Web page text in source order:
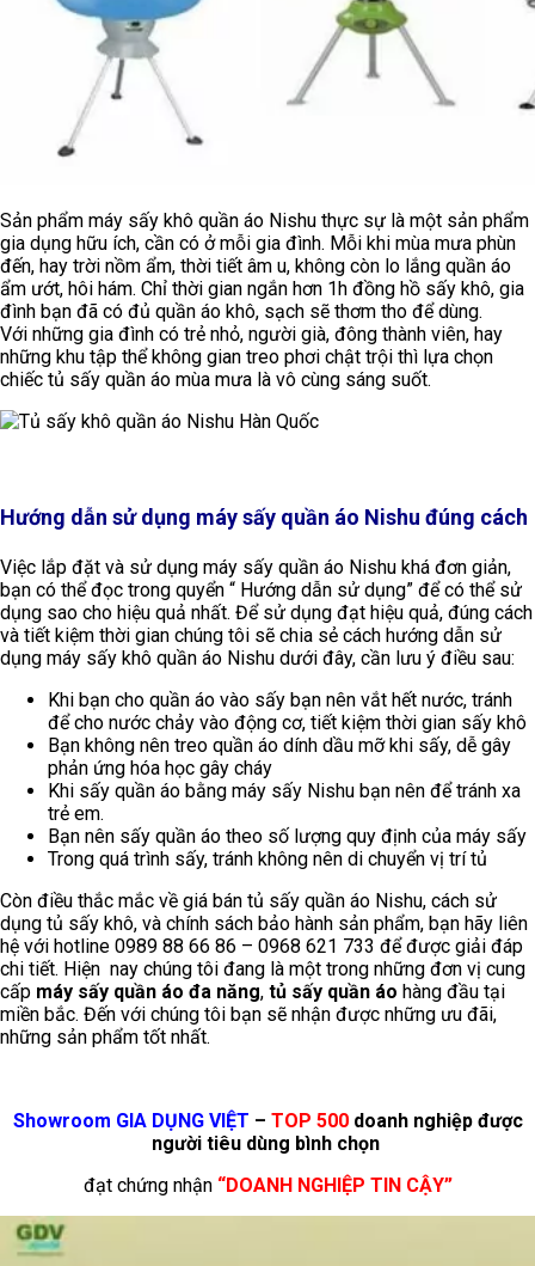
Sản phẩm máy sấy khô quần áo Nishu thực sự là một sản phẩm
gia dụng hữu ích, cần có ở mỗi gia đình. Mỗi khi mùa mưa phùn
đến, hay trời nồm ẩm, thời tiết âm u, không còn lo lắng quần áo
ẩm ướt, hôi hám. Chỉ thời gian ngắn hơn 1h đồng hồ sấy khô, gia
đình bạn đã có đủ quần áo khô, sạch sẽ thơm tho để dùng.
Với những gia đình có trẻ nhỏ, người già, đông thành viên, hay
những khu tập thể không gian treo phơi chật trội thì lựa chọn
chiếc tủ sấy quần áo mùa mưa là vô cùng sáng suốt.
Hướng dẫn sử dụng máy sấy quần áo Nishu đúng cách
Việc lắp đặt và sử dụng máy sấy quần áo Nishu khá đơn giản,
bạn có thể đọc trong quyển “ Hướng dẫn sử dụng” để có thể sử
dụng sao cho hiệu quả nhất. Để sử dụng đạt hiệu quả, đúng cách
và tiết kiệm thời gian chúng tôi sẽ chia sẻ cách hướng dẫn sử
dụng máy sấy khô quần áo Nishu dưới đây, cần lưu ý điều sau:
Khi bạn cho quần áo vào sấy bạn nên vắt hết nước, tránh
để cho nước chảy vào động cơ, tiết kiệm thời gian sấy khô
Bạn không nên treo quần áo dính dầu mỡ khi sấy, dễ gây
phản ứng hóa học gây cháy
Khi sấy quần áo bằng máy sấy Nishu bạn nên để tránh xa
trẻ em.
Bạn nên sấy quần áo theo số lượng quy định của máy sấy
Trong quá trình sấy, tránh không nên di chuyển vị trí tủ
Còn điều thắc mắc về giá bán tủ sấy quần áo Nishu, cách sử
dụng tủ sấy khô, và chính sách bảo hành sản phẩm, bạn hãy liên
hệ với hotline 0989 88 66 86 – 0968 621 733 để được giải đáp
chi tiết. Hiện nay chúng tôi đang là một trong những đơn vị cung
cấp máy sấy quần áo đa năng, tủ sấy quần áo hàng đầu tại
miền bắc. Đến với chúng tôi bạn sẽ nhận được những ưu đãi,
những sản phẩm tốt nhất.
Showroom GIA DỤNG VIỆT – TOP 500doanh nghiệp được
người tiêu dùng bình chọn
đạt chứng nhận “DOANH NGHIỆP TIN CẬY”